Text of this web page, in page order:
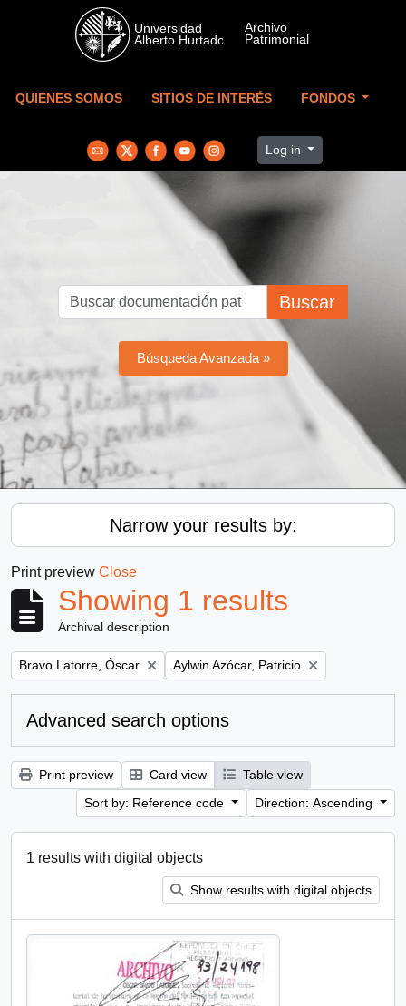
Skip to main content
QUIENES SOMOS SITIOS DE INTERÉS FONDOS
Log in
Buscar
Búsqueda Avanzada »
Narrow your results by:
Print preview Close
Showing 1 results
Archival description
Remove filter:
Bravo Latorre, Óscar Remove filter:
Aylwin Azócar, Patricio
Advanced search options
Print preview Card view
Table view
Sort by: Reference code
Direction: Ascending
1 results with digital objects
Show results with digital objects